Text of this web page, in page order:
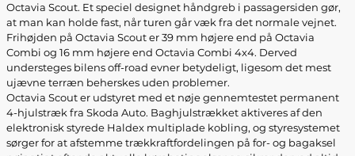
Octavia Scout. Et speciel designet håndgreb i passagersiden gør,
at man kan holde fast, når turen går væk fra det normale vejnet.
Frihøjden på Octavia Scout er 39 mm højere end på Octavia
Combi og 16 mm højere end Octavia Combi 4x4. Derved
understeges bilens off-road evner betydeligt, ligesom det mest
ujævne terræn beherskes uden problemer.
Octavia Scout er udstyret med et nøje gennemtestet permanent
4-hjulstræk fra Skoda Auto. Baghjulstrækket aktiveres af den
elektronisk styrede Haldex multiplade kobling, og styresystemet
sørger for at afstemme trækkraftfordelingen på for- og bagaksel